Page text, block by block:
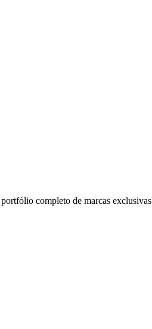
completo de marcas exclusivas